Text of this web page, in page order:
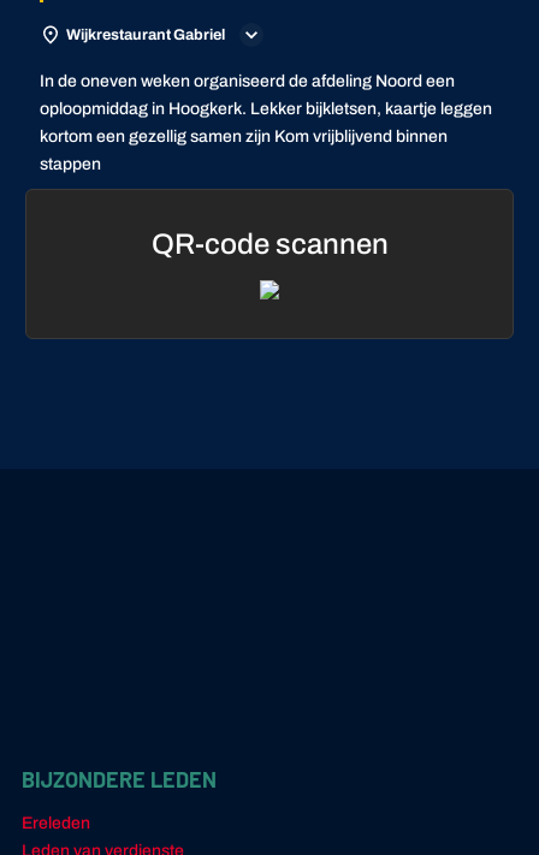
Wijkrestaurant Gabriel
In de oneven weken organiseerd de afdeling Noord een
oploopmiddag in Hoogkerk. Lekker bijkletsen, kaartje leggen
kortom een gezellig samen zijn Kom vrijblijvend binnen
stappen
QR-code scannen
BIJZONDERE LEDEN
Ereleden
Leden van verdienste